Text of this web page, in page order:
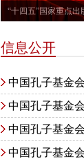
信息公开
中国孔子基金
中国孔子基金
中国孔子基金
中国孔子基金